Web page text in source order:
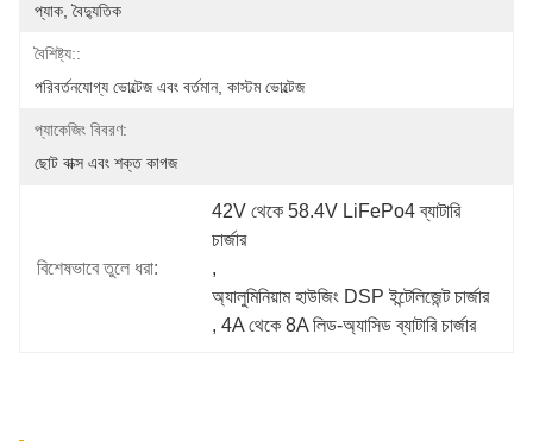
প্যাক, বৈদ্যুতিক
বৈশিষ্ট্য::
পরিবর্তনযোগ্য ভোল্টেজ এবং বর্তমান, কাস্টম ভোল্টেজ
প্যাকেজিং বিবরণ:
ছোট বাক্স এবং শক্ত কাগজ
বিশেষভাবে তুলে ধরা:
42V থেকে 58.4V LiFePo4 ব্যাটারি
চার্জার
,
অ্যালুমিনিয়াম হাউজিং DSP ইন্টেলিজেন্ট চার্জার
, 4A থেকে 8A লিড-অ্যাসিড ব্যাটারি চার্জার